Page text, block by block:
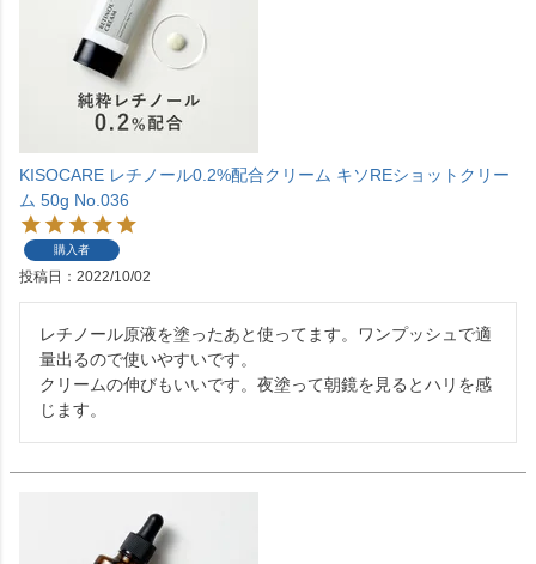
KISOCARE レチノール0.2%配合クリーム キソREショットクリー
ム 50g No.036
購入者
投稿日 2022/10/02
レチノール原液を塗ったあと使ってます。ワンプッシュで適
量出るので使いやすいです。
クリームの伸びもいいです。夜塗って朝鏡を見るとハリを感
じます。